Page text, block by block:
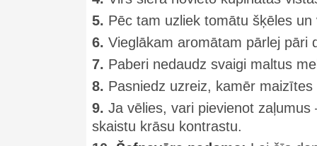
5. Pēc tam uzliek tomātu šķēles
6. Vieglākam aromātam pārlej pāri
7. Paberi nedaudz svaigi maltus
8. Pasniedz uzreiz, kamēr
9. Ja vēlies, vari pievienot
skaistu krāsu kontrastu.